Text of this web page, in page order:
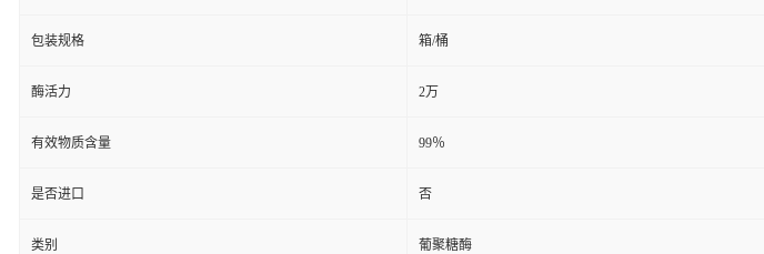
包装规格 箱/桶
酶活力 2万
有效物质含量 99％
是否进口 否
类别 葡聚糖酶